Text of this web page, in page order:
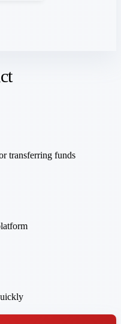
transferring funds